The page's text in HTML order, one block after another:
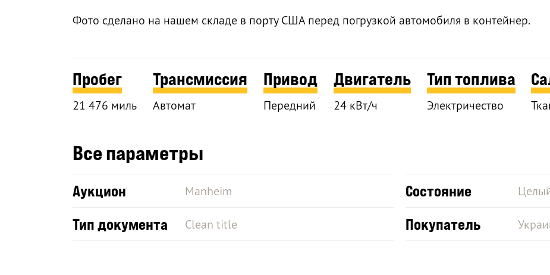
Фото сделано на нашем складе в порту США перед погрузкой автомобиля в контейнер.
Пробег
21 476 миль
Трансмиссия
Автомат
Привод
Передний
Двигатель
24 кВт/ч
Тип топлива
Электричество
Все параметры
Аукцион Manheim Состояние
Тип документа Clean title Покупатель